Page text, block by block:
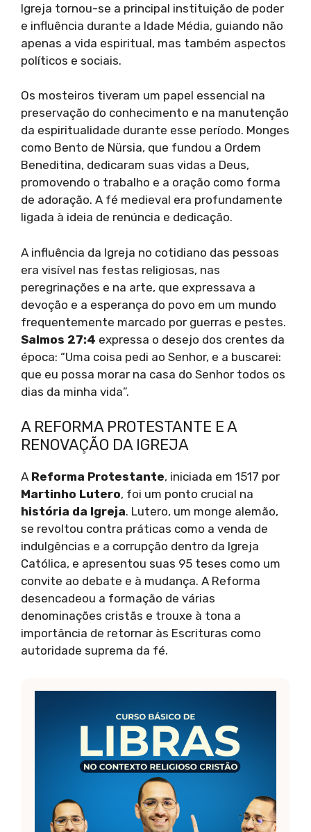
Igreja tornou-se a principal instituição de poder
e influência durante a Idade Média, guiando não
apenas a vida espiritual, mas também aspectos
políticos e sociais.
Os mosteiros tiveram um papel essencial na
preservação do conhecimento e na manutenção
da espiritualidade durante esse período. Monges
como Bento de Nürsia, que fundou a Ordem
Beneditina, dedicaram suas vidas a Deus,
promovendo o trabalho e a oração como forma
de adoração. A fé medieval era profundamente
ligada à ideia de renúncia e dedicação.
A influência da Igreja no cotidiano das pessoas
era visível nas festas religiosas, nas
peregrinações e na arte, que expressava a
devoção e a esperança do povo em um mundo
frequentemente marcado por guerras e pestes.
Salmos 27:4 expressa o desejo dos crentes da
época: “Uma coisa pedi ao Senhor, e a buscarei:
que eu possa morar na casa do Senhor todos os
dias da minha vida”.
A REFORMA PROTESTANTE E A
RENOVAÇÃO DA IGREJA
A Reforma Protestante, iniciada em 1517 por
Martinho Lutero, foi um ponto crucial na
história da Igreja. Lutero, um monge alemão,
se revoltou contra práticas como a venda de
indulgências e a corrupção dentro da Igreja
Católica, e apresentou suas 95 teses como um
convite ao debate e à mudança. A Reforma
desencadeou a formação de várias
denominações cristãs e trouxe à tona a
importância de retornar às Escrituras como
autoridade suprema da fé.